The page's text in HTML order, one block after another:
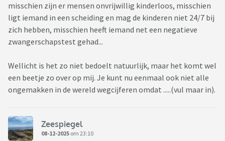
misschien zijn er mensen onvrijwillig kinderloos, misschien
ligt iemand in een scheiding en mag de kinderen niet 24/7 bij
zich hebben, misschien heeft iemand net een negatieve
zwangerschapstest gehad...
Wellicht is het zo niet bedoelt natuurlijk, maar het komt wel
een beetje zo over op mij. Je kunt nu eenmaal ook niet alle
ongemakken in de wereld wegcijferen omdat .....(vul maar in).
Zeespiegel
08-12-2025 om 23:10